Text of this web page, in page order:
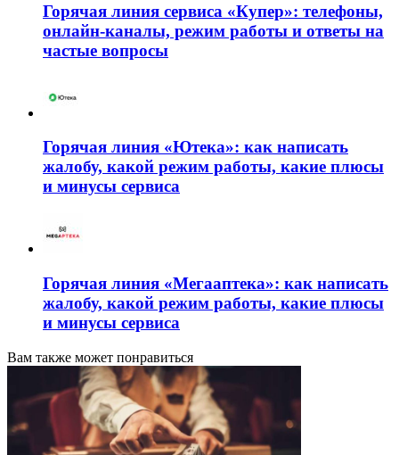
Горячая линия сервиса «Купер»: телефоны,
онлайн-каналы, режим работы и ответы на
частые вопросы
Горячая линия «Ютека»: как написать
жалобу, какой режим работы, какие плюсы
и минусы сервиса
Горячая линия «Мегааптека»: как написать
жалобу, какой режим работы, какие плюсы
и минусы сервиса
Вам также может понравиться